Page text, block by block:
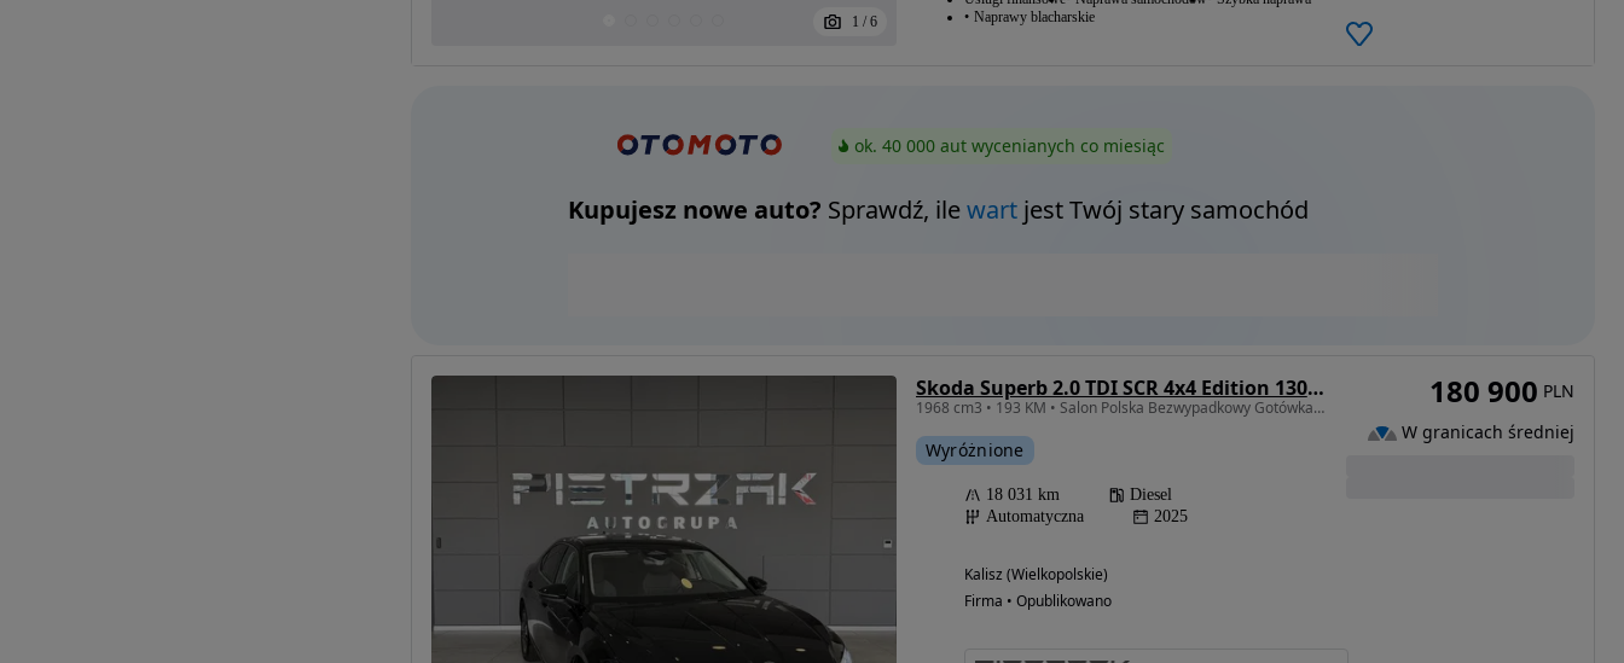
1 / 6
Naprawy blacharskie
ok. 40 000 aut wycenianych co miesiąc
Kupujesz nowe auto? Sprawdź, ilewartjest Twój stary samochód
Skoda Superb 2.0 TDI SCR 4x4 Edition 130 DSG
1968 cm3 • 193 KM • Salon Polska Bezwypadkowy Gotówka Leasing Kredyt
Wyróżnione
18 031 km
Diesel
Automatyczna
2025
Kalisz (Wielkopolskie)
Firma • Opublikowano
180 900 PLN
W granicach średniej